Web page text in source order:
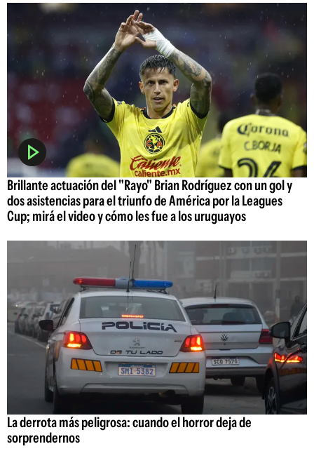
Brillante actuación del "Rayo" Brian Rodríguez con un gol y
dos asistencias para el triunfo de América por la Leagues
Cup; mirá el video y cómo les fue a los uruguayos
La derrota más peligrosa: cuando el horror deja de
sorprendernos